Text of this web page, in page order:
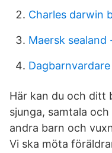
Charles darwin
Maersk sealand
Här kan du och ditt
sjunga, samtala
andra barn och
Vi ska möta